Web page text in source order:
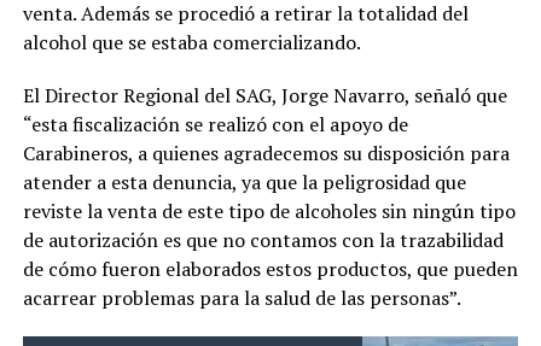
venta. Además se procedió a retirar la totalidad del
alcohol que se estaba comercializando.
El Director Regional del SAG, Jorge Navarro, señaló que
“esta fiscalización se realizó con el apoyo de
Carabineros, a quienes agradecemos su disposición para
atender a esta denuncia, ya que la peligrosidad que
reviste la venta de este tipo de alcoholes sin ningún tipo
de autorización es que no contamos con la trazabilidad
de cómo fueron elaborados estos productos, que pueden
acarrear problemas para la salud de las personas”.